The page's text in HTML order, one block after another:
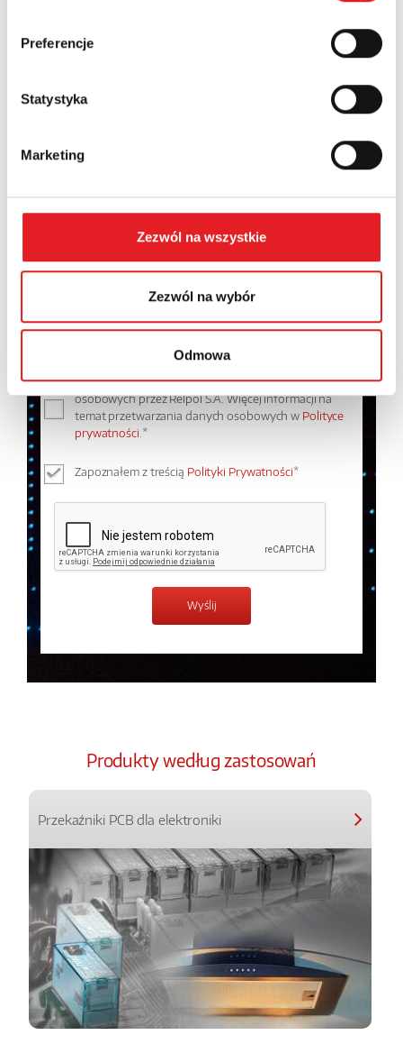
Preferencje
Statystyka
Marketing
Zezwól na wszystkie
Zezwól na wybór
Odmowa
Numer telefonu:
Wyrażam zgodę na przetwarzanie moich danych
osobowych przez Relpol S.A. Więcej informacji na
temat przetwarzania danych osobowych w Polityce
prywatności.*
Zapoznałem z treścią Polityki Prywatności*
Produkty według zastosowań
Przekaźniki PCB dla elektroniki